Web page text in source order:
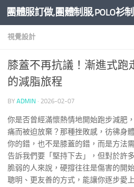
Skip to content
團體服訂做,團體制服,POLO衫
視覺設計
膝蓋不再抗議！漸進式跑
的減脂旅程
BY ADMIN · 2026-02-07
你是否曾經滿懷熱情地開始跑步減肥
痛而被迫放棄？那種挫敗感，彷彿身
你的錯，也不是膝蓋的錯，而是方法
告訴我們要「堅持下去」，但對於許
脆弱的人來說，硬撐往往是傷害的開
聰明、更友善的方式，能讓你逐步愛